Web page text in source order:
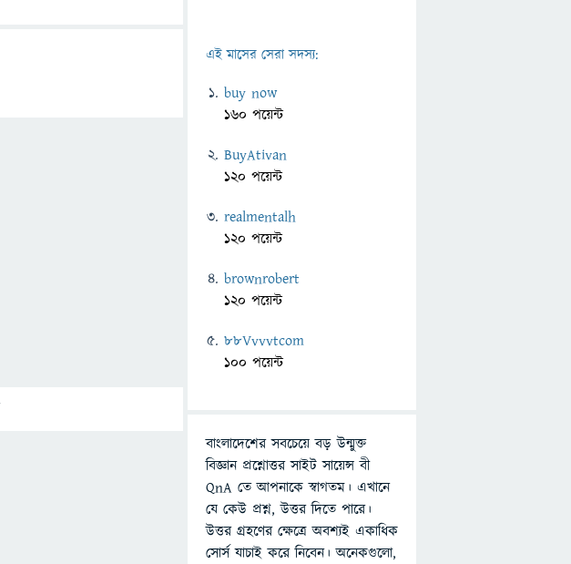
এই মাসের সেরা সদস্য:
buy now
160 পয়েন্ট
BuyAtivan
120 পয়েন্ট
realmentalh
120 পয়েন্ট
brownrobert
120 পয়েন্ট
88Vvvvtcom
100 পয়েন্ট
বাংলাদেশের সবচেয়ে বড় উন্মুক্ত
বিজ্ঞান প্রশ্নোত্তর সাইট সায়েন্স বী
QnA তে আপনাকে স্বাগতম। এখানে
যে কেউ প্রশ্ন, উত্তর দিতে পারে।
উত্তর গ্রহণের ক্ষেত্রে অবশ্যই একাধিক
সোর্স যাচাই করে নিবেন। অনেকগুলো,